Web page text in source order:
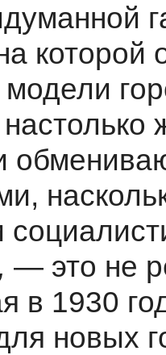
модели
— это не
в 1930
новых